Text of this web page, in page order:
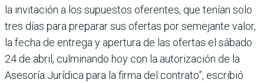
la invitación a los supuestos oferentes, que tenían solo
tres días para preparar sus ofertas por semejante valor,
la fecha de entrega y apertura de las ofertas el sábado
24 de abril, culminando hoy con la autorización de la
Asesoría Jurídica para la firma del contrato”, escribió